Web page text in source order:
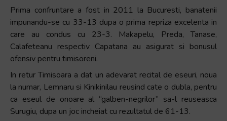
help
you
navigate
and
interact
the
content.
Prima confruntare a fost in 2011 la Bucuresti, banatenii
impunandu-se cu 33-13 dupa o prima repriza excelenta in
care au condus cu 23-3. Makapelu, Preda, Tanase,
Calafeteanu respectiv Capatana au asigurat si bonusul
ofensiv pentru timisoreni.
In retur Timisoara a dat un adevarat recital de eseuri, noua
la numar, Lemnaru si Kinikinilau reusind cate o dubla, pentru
ca eseul de onoare al “galben-negrilor” sa-l reuseasca
Surugiu, dupa un joc incheiat cu rezultatul de 61-13.